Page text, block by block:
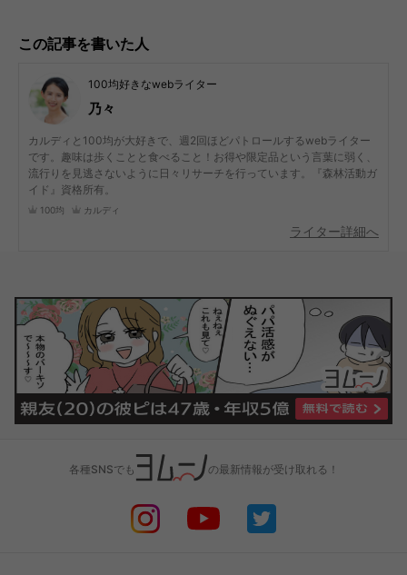
この記事を書いた人
100均好きなwebライター
乃々
カルディと100均が大好きで、週2回ほどパトロールするwebライター
です。趣味は歩くことと食べること！お得や限定品という言葉に弱く、
流行りを見逃さないように日々リサーチを行っています。『森林活動ガ
イド』資格所有。
100均 カルディ
ライター詳細へ
各種SNSでも の最新情報が受け取れる！